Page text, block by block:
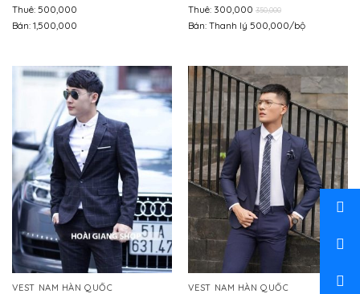
Thuê: 500,000
Bán: 1,500,000
Thuê: 300,000 350,000
Bán: Thanh lý 500,000/bộ
VEST NAM HÀN QUỐC VEST NAM HÀN QUỐC